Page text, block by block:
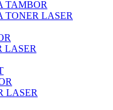
TAMBOR
TONER LASER
LASER
LASER